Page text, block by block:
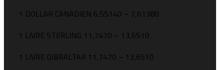
1 DOLLAR CANADIEN 6,55140 – 7,61380
1 LIVRE STERLING 11,7470 – 13,6510
1 LIVRE GIBRALTAR 11,7470 – 13,6510